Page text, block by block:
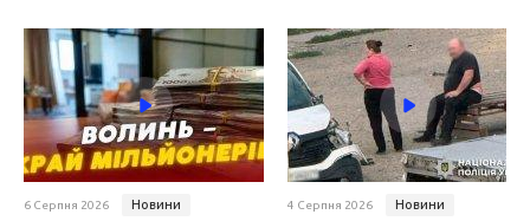
6 Серпня 2026 Новини 4 Серпня 2026 Новини